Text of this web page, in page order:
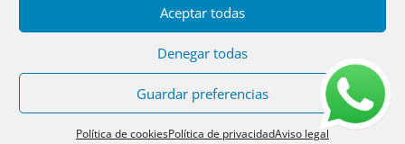
Aceptar todas
Denegar todas
Guardar preferencias
Política de cookiesPolítica de privacidadAviso legal
Servicios Fotos
Placas solares
Ofertas 2025/26 Contacto
DiseñoPC64| HostingDonCloud|Floridia
Soluciones